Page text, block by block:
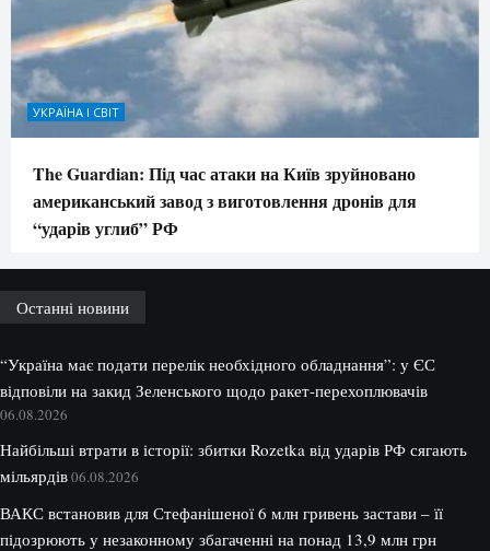
УКРАЇНА І СВІТ
The Guardian: Під час атаки на Київ зруйновано
американський завод з виготовлення дронів для
“ударів углиб” РФ
Останні новини
“Україна має подати перелік необхідного обладнання”: у ЄС
відповіли на закид Зеленського щодо ракет-перехоплювачів
06.08.2026
Найбільші втрати в історії: збитки Rozetka від ударів РФ сягають
мільярдів06.08.2026
ВАКС встановив для Стефанішеної 6 млн гривень застави – її
підозрюють у незаконному збагаченні на понад 13,9 млн грн